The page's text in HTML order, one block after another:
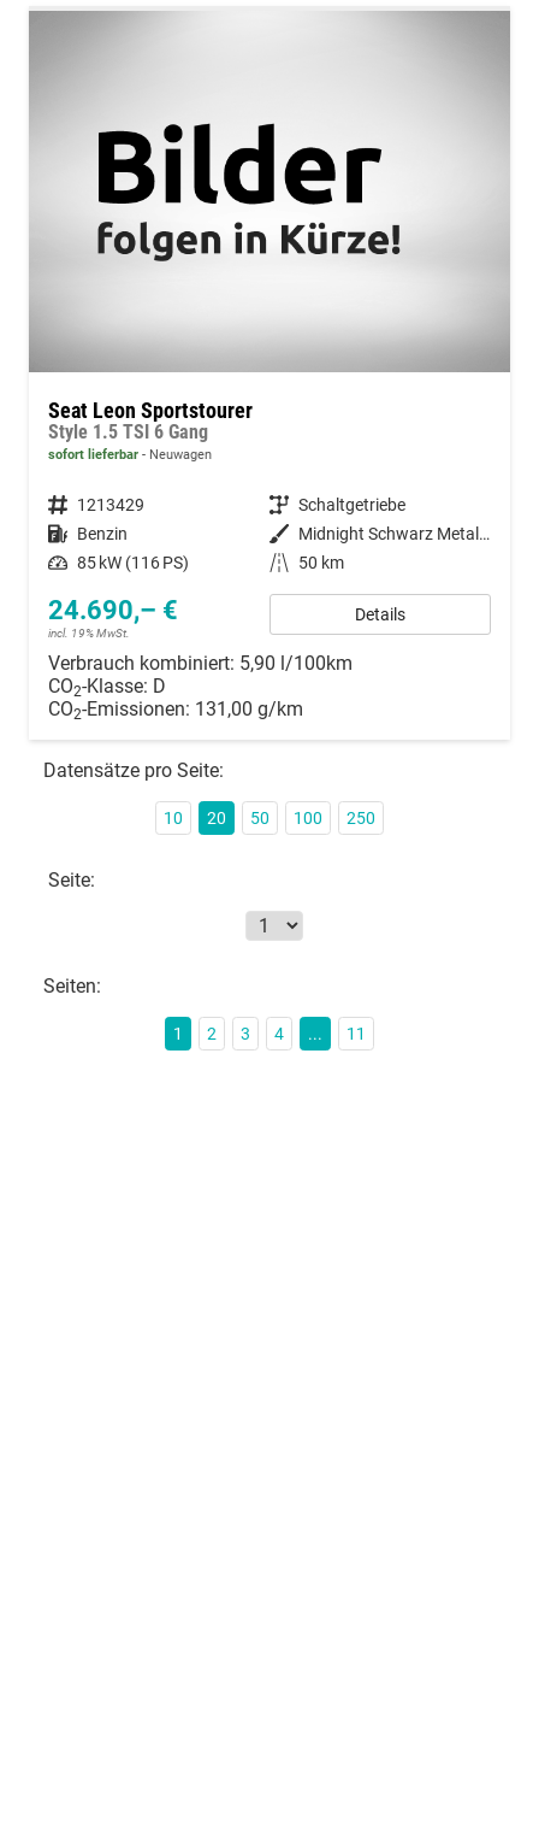
Seat Leon Sportstourer
Style 1.5 TSI 6 Gang
sofort lieferbar Neuwagen
Fahrzeugnummer 1213429 Getriebe Schaltgetriebe
Kraftstoff Benzin Außenfarbe
Midnight Schwarz Metallic
Leistung 85 kW (116 PS) Kilometerstand 50 km
24.690,– €
incl. 19% MwSt.
Details
Verbrauch kombiniert: 5,90 l/100km
CO2-Klasse: D
CO2-Emissionen: 131,00 g/km
Datensätze pro Seite:
10 20 50 100 250
Seite:
Seiten:
1 2 3 4 ... 11